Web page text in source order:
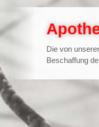
Die von
Beschaffung